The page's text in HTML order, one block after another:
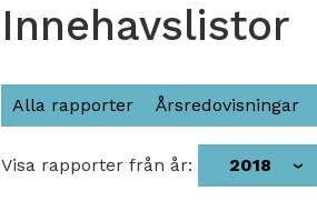
Innehavslistor
Alla rapporter Årsredovisningar
Visa rapporter från år: 2018